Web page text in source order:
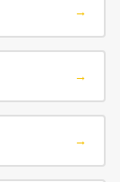
→
→
→